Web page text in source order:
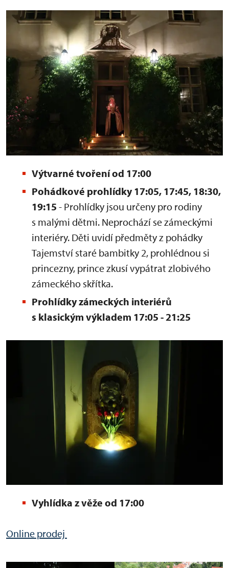
Výtvarné tvoření od 17:00
Pohádkové prohlídky 17:05, 17:45, 18:30,
19:15 - Prohlídky jsou určeny pro rodiny
s malými dětmi. Neprochází se zámeckými
interiéry. Děti uvidí předměty z pohádky
Tajemství staré bambitky 2, prohlédnou si
princezny, prince zkusí vypátrat zlobivého
zámeckého skřítka.
Prohlídky zámeckých interiérů
s klasickým výkladem 17:05 - 21:25
Vyhlídka z věže od 17:00
Online prodej